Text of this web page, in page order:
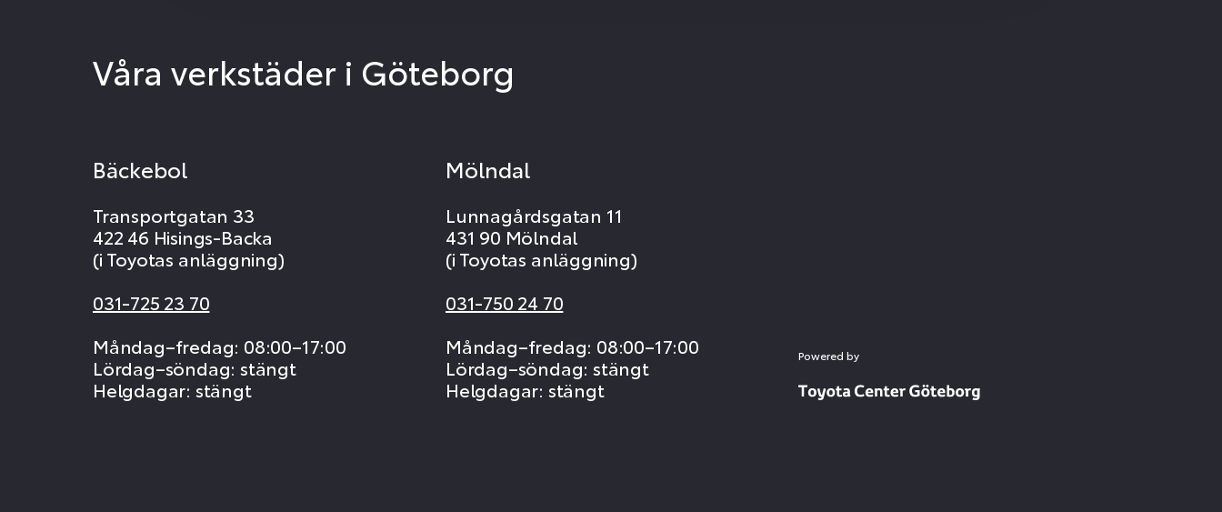
Våra verkstäder i Göteborg
Bäckebol
Transportgatan 33
422 46 Hisings-Backa
(i Toyotas anläggning)
031-725 23 70
Måndag–fredag: 08:00–17:00
Lördag–söndag: stängt
Helgdagar: stängt
Mölndal
Lunnagårdsgatan 11
431 90 Mölndal
(i Toyotas anläggning)
031-750 24 70
Måndag–fredag: 08:00–17:00
Lördag–söndag: stängt
Helgdagar: stängt
Powered by